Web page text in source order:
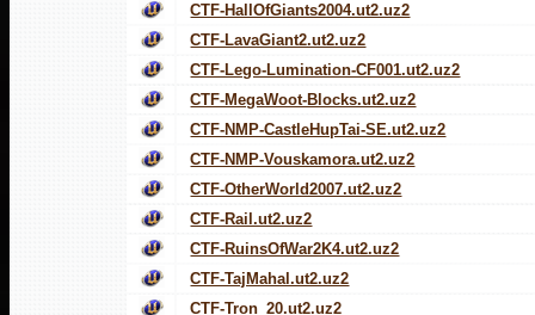
CTF-HallOfGiants2004.ut2.uz2
CTF-LavaGiant2.ut2.uz2
CTF-Lego-Lumination-CF001.ut2.uz2
CTF-MegaWoot-Blocks.ut2.uz2
CTF-NMP-CastleHupTai-SE.ut2.uz2
CTF-NMP-Vouskamora.ut2.uz2
CTF-OtherWorld2007.ut2.uz2
CTF-Rail.ut2.uz2
CTF-RuinsOfWar2K4.ut2.uz2
CTF-TajMahal.ut2.uz2
CTF-Tron_20.ut2.uz2